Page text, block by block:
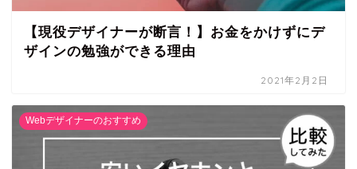
【現役デザイナーが断言！】お金をかけずにデ
ザインの勉強ができる理由
2021年2月2日
Webデザイナーのおすすめ